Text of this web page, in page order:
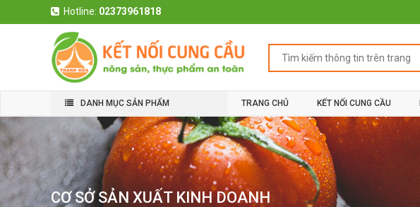
Hotline: 02373961818
DANH MỤC SẢN PHẨM TRANG CHỦ KẾT NỐI CUNG CẦU
CƠ SỞ SẢN XUẤT KINH DOANH